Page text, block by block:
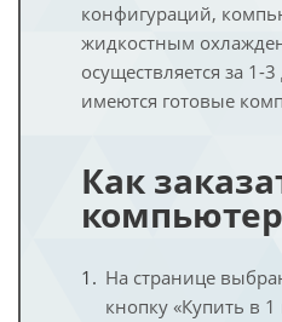
конфигураций,
жидкостным
осуществляется за 1-
имеются готовые
Как
На странице
кнопку «Купить в 1